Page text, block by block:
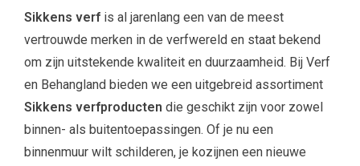
Sikkens verf is al jarenlang een van de meest
vertrouwde merken in de verfwereld en staat bekend
om zijn uitstekende kwaliteit en duurzaamheid. Bij Verf
en Behangland bieden we een uitgebreid assortiment
Sikkens verfproducten die geschikt zijn voor zowel
binnen- als buitentoepassingen. Of je nu een
binnenmuur wilt schilderen, je kozijnen een nieuwe